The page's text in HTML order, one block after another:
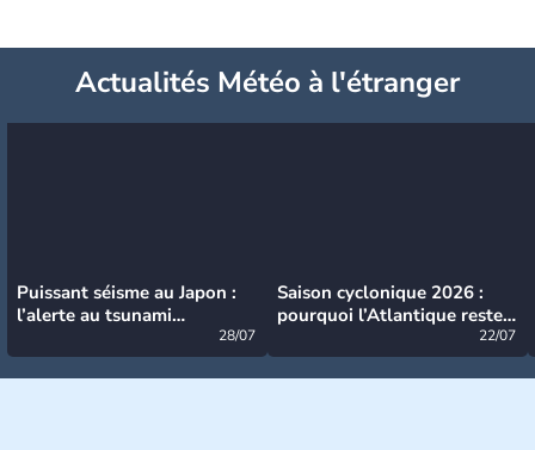
Actualités Météo à l'étranger
Puissant séisme au Japon :
l’alerte au tsunami
28/07
Saison cyclonique 2026 :
pourquoi l’Atlantique reste
22/07